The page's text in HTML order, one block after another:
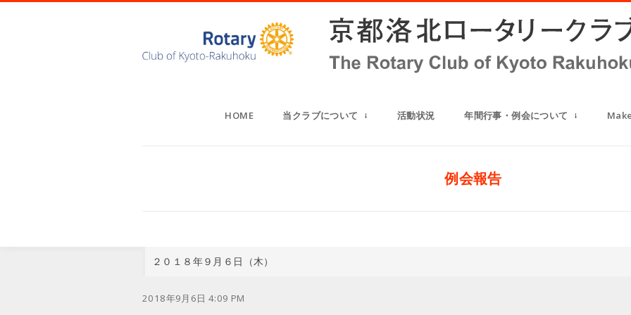
HOME 当クラブについて 活動状況 年間行事・例会について
例会報告
２０１８年９月６日（木）
2018年9月6日 4:09 PM